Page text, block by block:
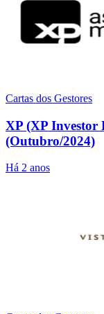
Cartas dos Gestores
XP (XP Investor
(Outubro/2024)
Há 2 anos